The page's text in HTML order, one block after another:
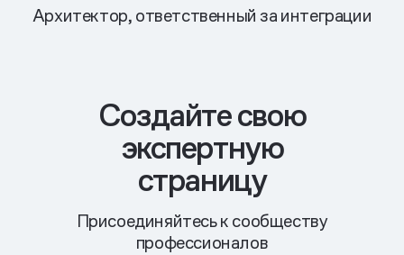
Архитектор, ответственный за интеграции
Cоздайте свою
экспертную
страницу
Присоединяйтесь к сообществу
профессионалов